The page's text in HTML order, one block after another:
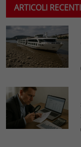
ARTICOLI RECENTI